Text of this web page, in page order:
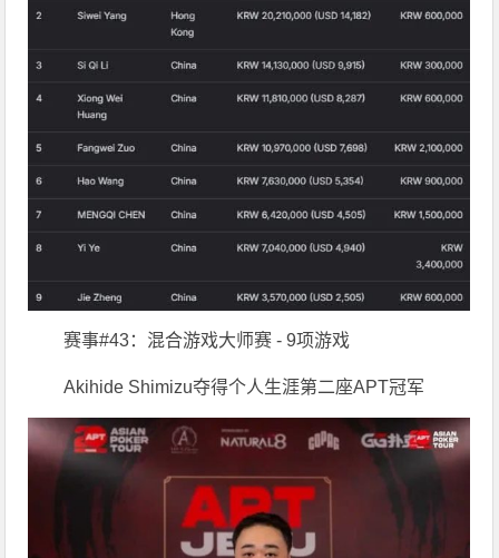
赛事#43：混合游戏大师赛 - 9项游戏
Akihide Shimizu夺得个人生涯第二座APT冠军